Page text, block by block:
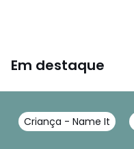
Em destaque
Criança - Name It